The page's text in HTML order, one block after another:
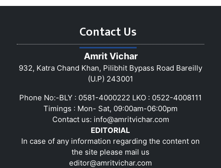
Contact Us
Amrit Vichar
932, Katra Chand Khan, Pilibhit Bypass Road Bareilly
(U.P) 243001
Phone No:-BLY : 0581-4000222 LKO : 0522-4008111
Timings : Mon- Sat, 09:00am-06:00pm
Contact us: info@amritvichar.com
EDITORIAL
In case of any information regarding the content on
the site please mail us
editor@amritvichar.com